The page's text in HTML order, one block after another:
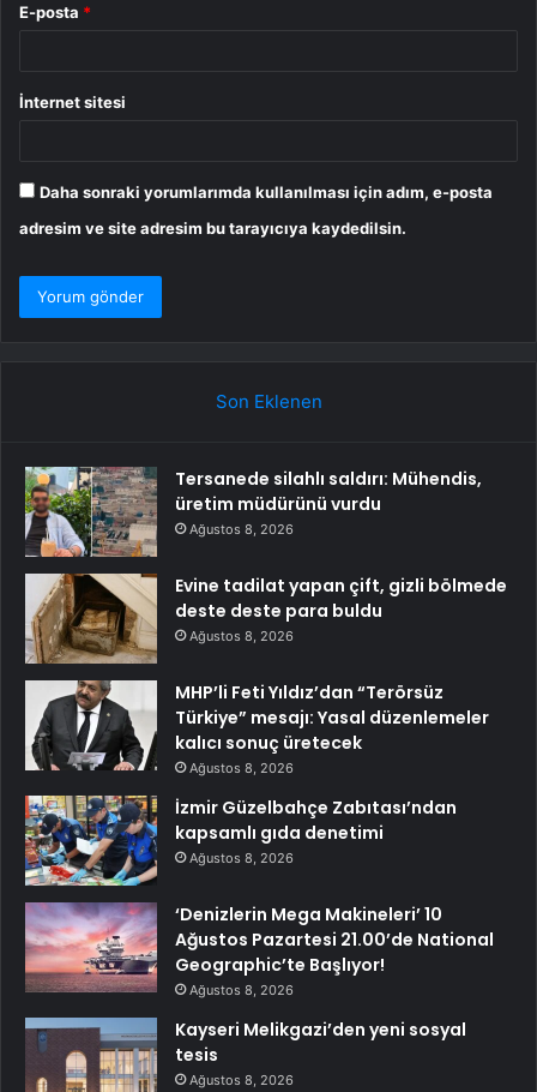
E-posta *
İnternet sitesi
Daha sonraki yorumlarımda kullanılması için adım, e-posta
adresim ve site adresim bu tarayıcıya kaydedilsin.
Son Eklenen
Tersanede silahlı saldırı: Mühendis,
üretim müdürünü vurdu
Ağustos 8, 2026
Evine tadilat yapan çift, gizli bölmede
deste deste para buldu
Ağustos 8, 2026
MHP’li Feti Yıldız’dan “Terörsüz
Türkiye” mesajı: Yasal düzenlemeler
kalıcı sonuç üretecek
Ağustos 8, 2026
İzmir Güzelbahçe Zabıtası’ndan
kapsamlı gıda denetimi
Ağustos 8, 2026
‘Denizlerin Mega Makineleri’ 10
Ağustos Pazartesi 21.00’de National
Geographic’te Başlıyor!
Ağustos 8, 2026
Kayseri Melikgazi’den yeni sosyal
tesis
Ağustos 8, 2026